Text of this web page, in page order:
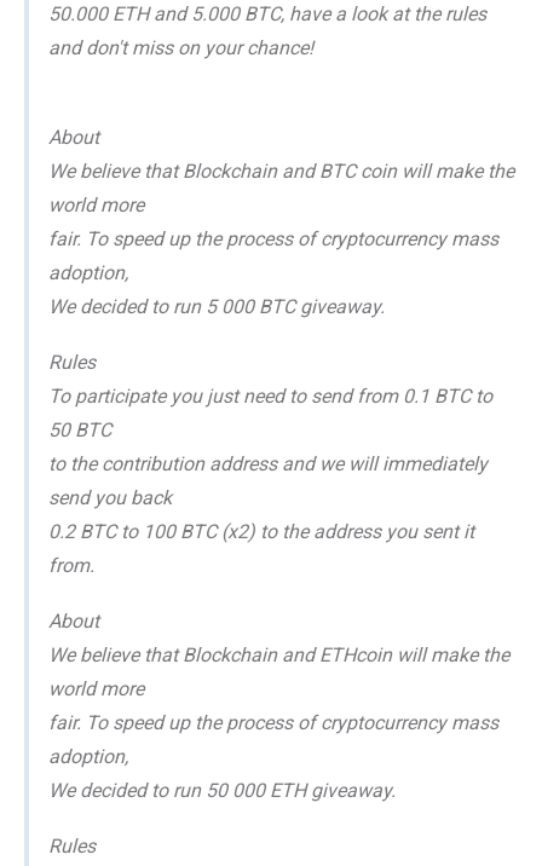
50.000 ETH and 5.000 BTC, have a look at the rules
and don't miss on your chance!
About
We believe that Blockchain and BTC coin will make the
world more
fair. To speed up the process of cryptocurrency mass
adoption,
We decided to run 5 000 BTC giveaway.
Rules
To participate you just need to send from 0.1 BTC to
50 BTC
to the contribution address and we will immediately
send you back
0.2 BTC to 100 BTC (x2) to the address you sent it
from.
About
We believe that Blockchain and ETHcoin will make the
world more
fair. To speed up the process of cryptocurrency mass
adoption,
We decided to run 50 000 ETH giveaway.
Rules